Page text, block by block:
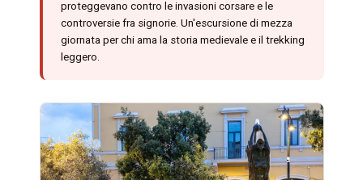
proteggevano contro le invasioni corsare e le
controversie fra signorie. Un'escursione di mezza
giornata per chi ama la storia medievale e il trekking
leggero.